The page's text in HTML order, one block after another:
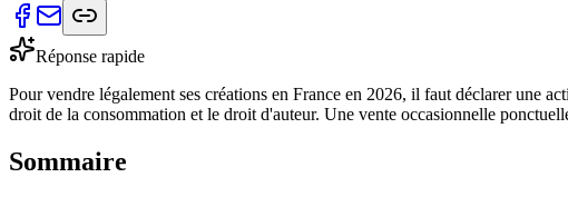
Réponse rapide
Pour vendre légalement ses créations en France en 2026, il faut déclarer une
droit de la consommation et le droit d'auteur. Une vente occasionnelle
Sommaire